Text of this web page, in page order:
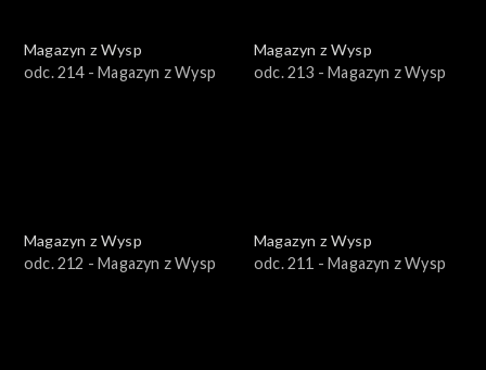
Magazyn z Wysp
odc. 214 - Magazyn z Wysp
Magazyn z Wysp
odc. 213 - Magazyn z Wysp
Magazyn z Wysp
odc. 212 - Magazyn z Wysp
Magazyn z Wysp
odc. 211 - Magazyn z Wysp